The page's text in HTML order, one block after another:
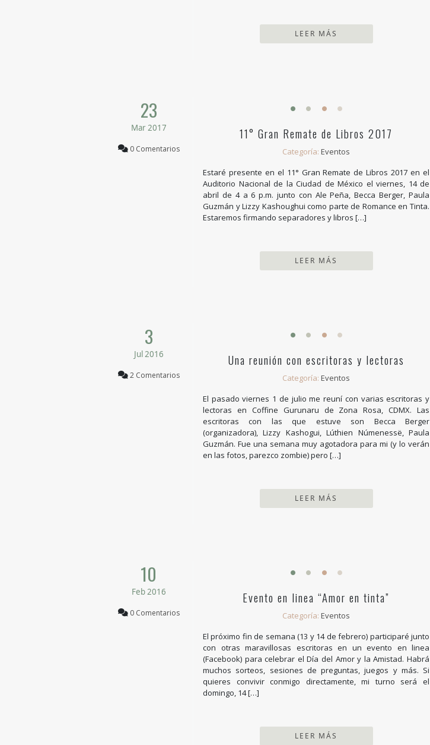
LEER MÁS
23
Mar 2017
0 Comentarios
11° Gran Remate de Libros 2017
Categoría: Eventos
Estaré presente en el 11° Gran Remate de Libros 2017 en el
Auditorio Nacional de la Ciudad de México el viernes, 14 de
abril de 4 a 6 p.m. junto con Ale Peña, Becca Berger, Paula
Guzmán y Lizzy Kashoughui como parte de Romance en Tinta.
Estaremos firmando separadores y libros […]
LEER MÁS
3
Jul 2016
2 Comentarios
Una reunión con escritoras y lectoras
Categoría: Eventos
El pasado viernes 1 de julio me reuní con varias escritoras y
lectoras en Coffine Gurunaru de Zona Rosa, CDMX. Las
escritoras con las que estuve son Becca Berger
(organizadora), Lizzy Kashogui, Lúthien Númenessë, Paula
Guzmán. Fue una semana muy agotadora para mi (y lo verán
en las fotos, parezco zombie) pero […]
LEER MÁS
10
Feb 2016
0 Comentarios
Evento en linea “Amor en tinta”
Categoría: Eventos
El próximo fin de semana (13 y 14 de febrero) participaré junto
con otras maravillosas escritoras en un evento en linea
(Facebook) para celebrar el Día del Amor y la Amistad. Habrá
muchos sorteos, sesiones de preguntas, juegos y más. Si
quieres convivir conmigo directamente, mi turno será el
domingo, 14 […]
LEER MÁS